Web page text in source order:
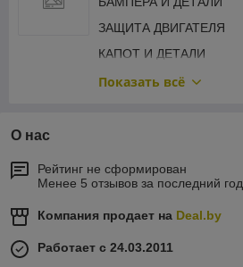
ЗАЩИТА ДВИГАТЕЛЯ
КАПОТ И ДЕТАЛИ
КРЫЛЬЯ И ДЕТАЛИ
ЗЕРКАЛА И ДЕТАЛИ
Показать всё
О нас
Рейтинг не сформирован
Менее 5 отзывов за последний год
Компания продает на Deal.by
Работает с 24.03.2011